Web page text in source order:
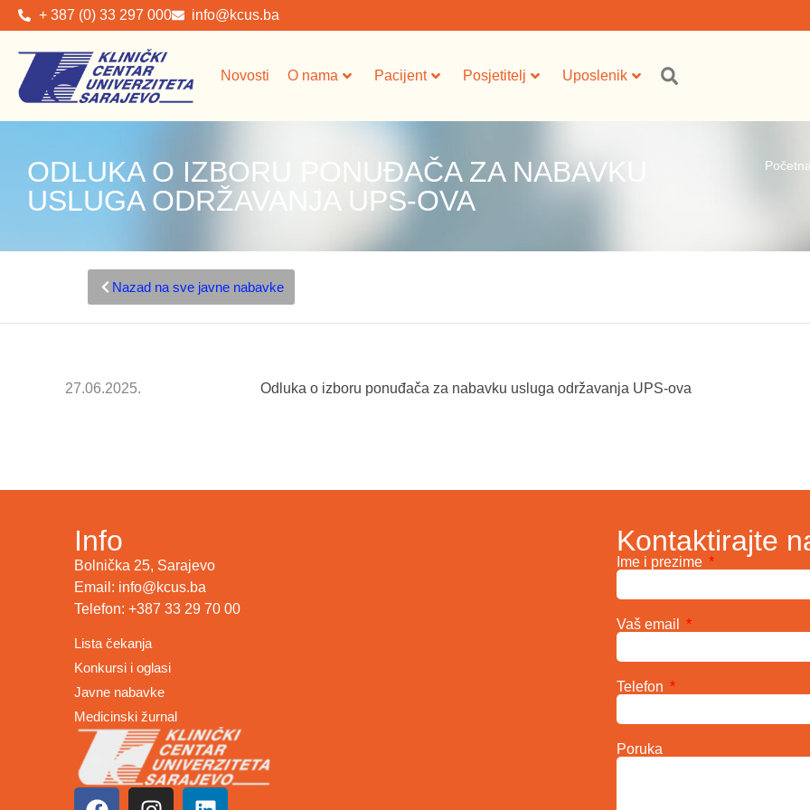
+ 387 (0) 33 297 000 info@kcus.ba
Novosti O nama Pacijent Posjetitelj Uposlenik
ODLUKA O IZBORU PONUĐAČA ZA NABAVKU
USLUGA ODRŽAVANJA UPS-OVA
Nazad na sve javne nabavke
27.06.2025. Odluka o izboru ponuđača za nabavku usluga održavanja UPS-ova
Info
Bolnička 25, Sarajevo
Email: info@kcus.ba
Telefon: +387 33 29 70 00
Lista čekanja
Konkursi i oglasi
Javne nabavke
Medicinski žurnal
Kontaktirajte
Ime i prezime
Vaš email
Telefon
Poruka